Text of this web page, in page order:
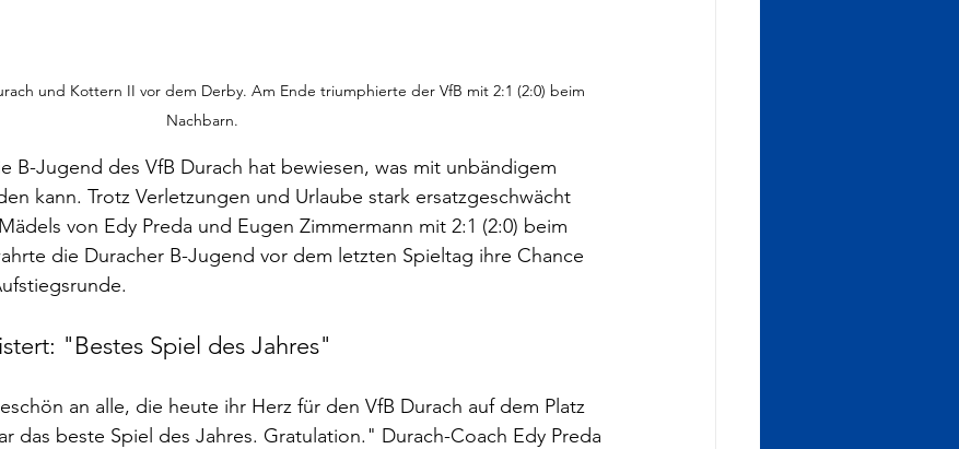
und Kottern II vor dem Derby. Am Ende triumphierte der VfB mit 2:1 (2:0) beim
Nachbarn.
B-Jugend des VfB Durach hat bewiesen, was mit unbändigem
kann. Trotz Verletzungen und Urlaube stark ersatzgeschwächt
von Edy Preda und Eugen Zimmermann mit 2:1 (2:0) beim
die Duracher B-Jugend vor dem letzten Spieltag ihre Chance
"Bestes Spiel des Jahres"
an alle, die heute ihr Herz für den VfB Durach auf dem Platz
das beste Spiel des Jahres. Gratulation." Durach-Coach Edy Preda